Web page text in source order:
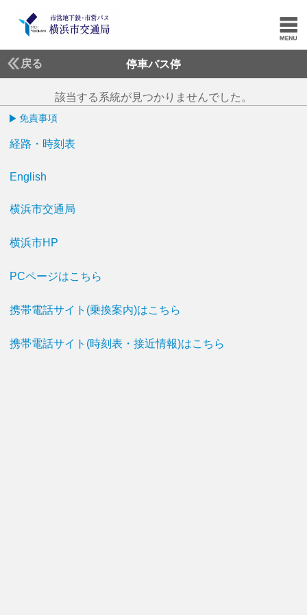
戻る 停車バス停
該当する系統が見つかりませんでした。
免責事項
経路・時刻表
English
横浜市交通局
横浜市HP
PCページはこちら
携帯電話サイト(乗換案内)はこちら
携帯電話サイト(時刻表・接近情報)はこちら